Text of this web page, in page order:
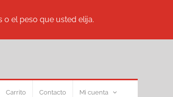
el peso que usted elija.
Carrito Contacto Mi cuenta